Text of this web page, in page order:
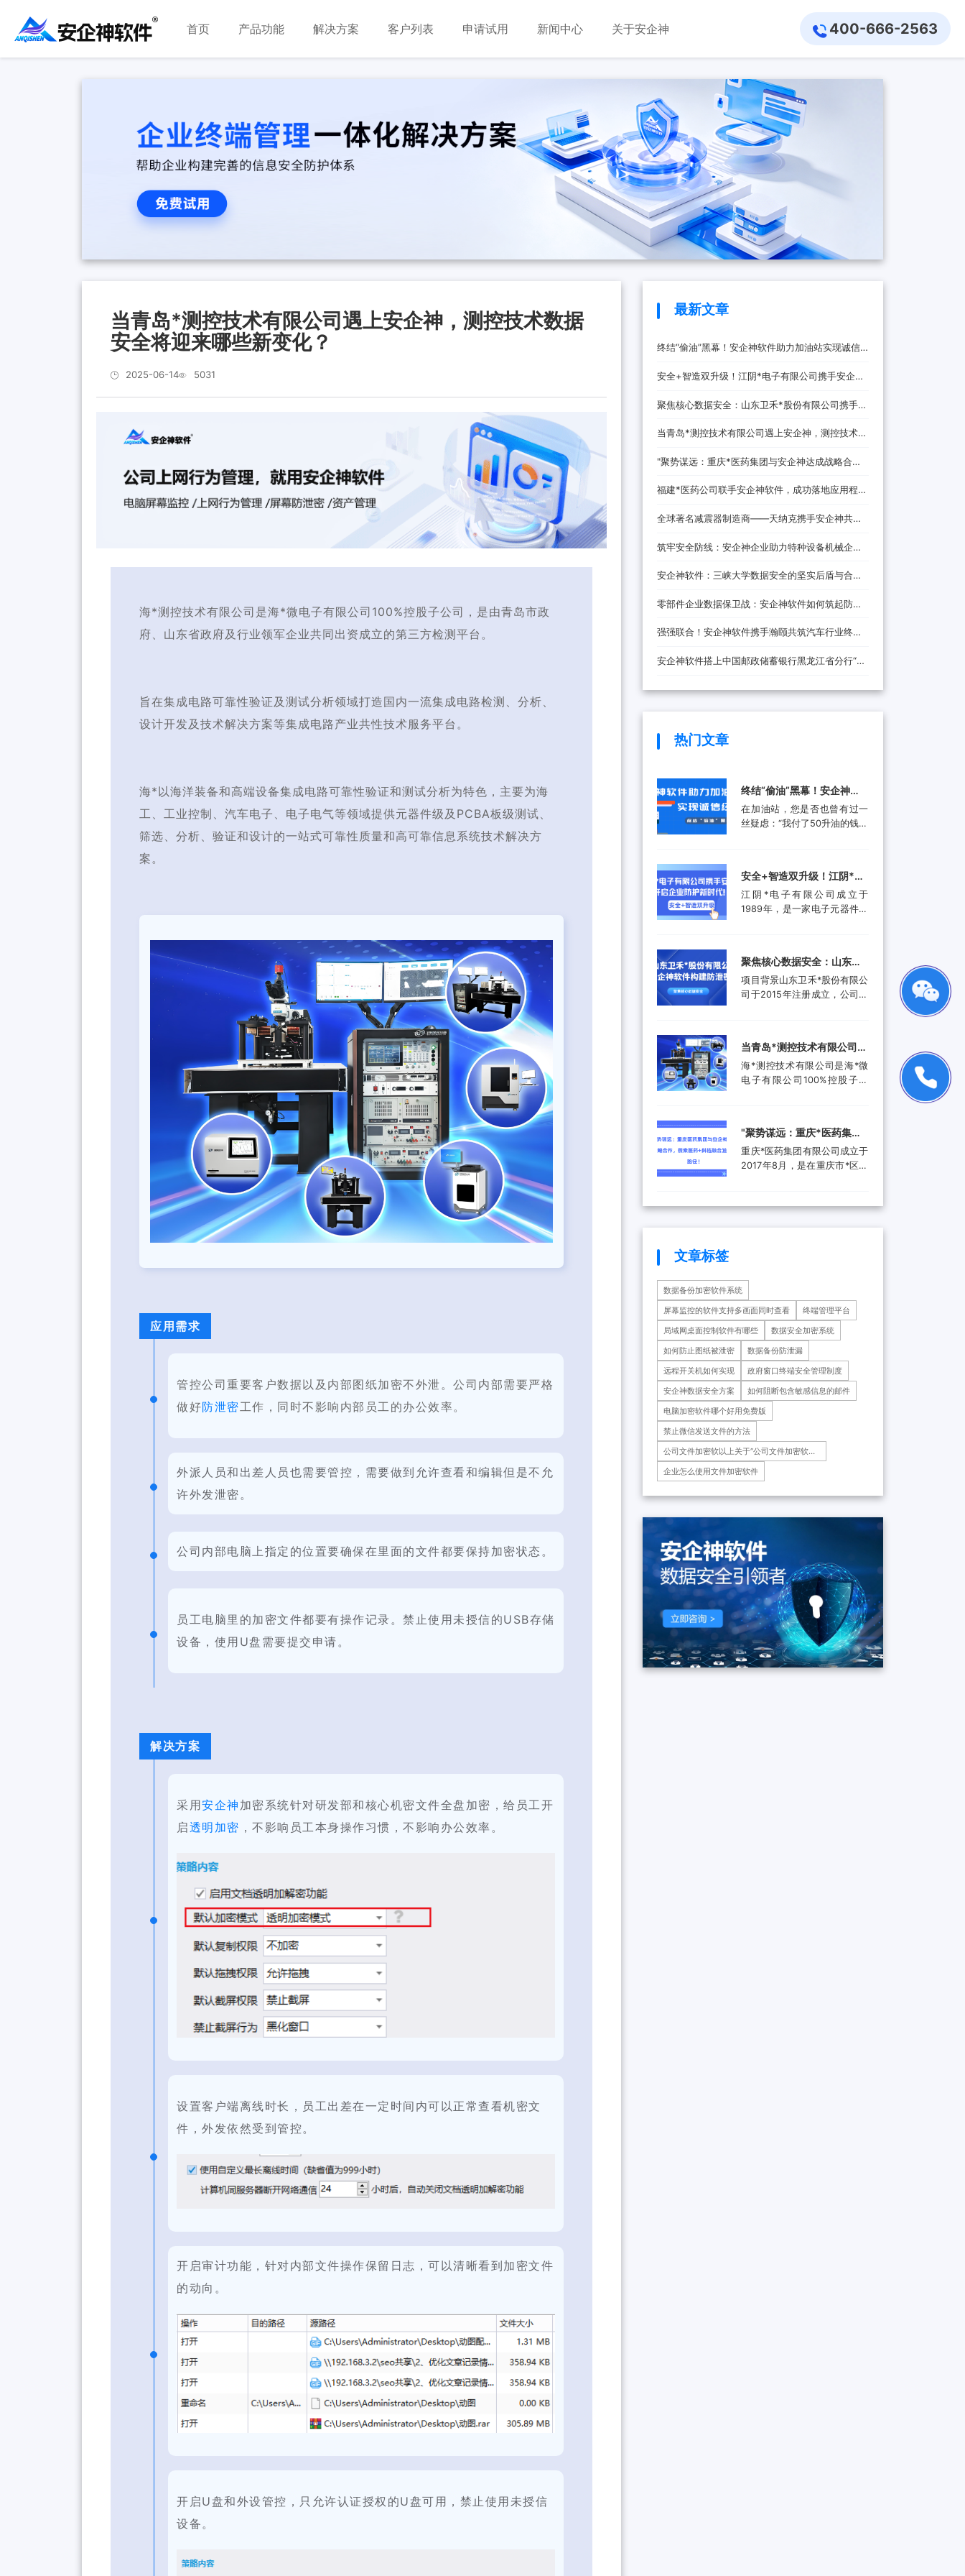
首页 产品功能 解决方案 客户列表 申请试用 新闻中心 关于安企神 400-666-2563
当青岛*测控技术有限公司遇上安企神，测控技术数据
安全将迎来哪些新变化？
2025-06-14 5031
海*测控技术有限公司是海*微电子有限公司100%控股子公司，是由青岛市政
府、山东省政府及行业领军企业共同出资成立的第三方检测平台。
旨在集成电路可靠性验证及测试分析领域打造国内一流集成电路检测、分析、
设计开发及技术解决方案等集成电路产业共性技术服务平台。
海*以海洋装备和高端设备集成电路可靠性验证和测试分析为特色，主要为海
工、工业控制、汽车电子、电子电气等领域提供元器件级及PCBA板级测试、
筛选、分析、验证和设计的一站式可靠性质量和高可靠信息系统技术解决方
案。
应用需求
管控公司重要客户数据以及内部图纸加密不外泄。公司内部需要严格
做好防泄密工作，同时不影响内部员工的办公效率。
外派人员和出差人员也需要管控，需要做到允许查看和编辑但是不允
许外发泄密。
公司内部电脑上指定的位置要确保在里面的文件都要保持加密状态。
员工电脑里的加密文件都要有操作记录。禁止使用未授信的USB存储
设备，使用U盘需要提交申请。
解决方案
采用安企神 加密系统针对研发部和核心机密文件全盘加密，给员工开
启透明加密 ，不影响员工本身操作习惯，不影响办公效率。
设置客户端离线时长，员工出差在一定时间内可以正常查看机密文
件，外发依然受到管控。
开启审计功能，针对内部文件操作保留日志，可以清晰看到加密文件
的动向。
开启U盘和外设管控，只允许认证授权的U盘可用，禁止使用未授信
设备。
最新文章
终结“偷油”黑幕！安企神软件助力加油站实现诚信
经营，挽回消费者信任
安全+智造双升级！江阴*电子有限公司携手安企神
开启企业防护新时代！
聚焦核心数据安全：山东卫禾*股份有限公司携手安
企神软件构建防泄密屏障！
当青岛*测控技术有限公司遇上安企神，测控技术数
据安全将迎来哪些新变化？
‌"聚势谋远：重庆*医药集团与安企神达成战略合
作，探索医药+科技融合发展新路径！
福建*医药公司联手安企神软件，成功落地应用程
序、网站黑名单设置与USB管控方案！
全球著名减震器制造商——天纳克携手安企神共筑
安全制造新防线
筑牢安全防线：安企神企业助力特种设备机械企业
数据防泄密解决方案
安企神软件：三峡大学数据安全的坚实后盾与合作
伙伴
零部件企业数据保卫战：安企神软件如何筑起防泄
密铜墙铁壁
强强联合！安企神软件携手瀚颐共筑汽车行业终端
安全防线
安企神软件搭上中国邮政储蓄银行黑龙江省分行“快
车”，将带来哪些改变？
热门文章
终结“偷油”黑幕！安企神软
件助力加油站实现诚信经
营，挽回消费者信任
在加油站，您是否也曾有过一
丝疑虑：“我付了50升油的钱，
件等高科技手段偷油偷税的行
为屡被曝光，不仅让消费者蒙
受经济损失，更严重侵蚀了行
工作人员就选择引入了安企...
安全+智造双升级！江阴*电
子有限公司携手安企神开启
企业防护新时代！
江阴*电子有限公司成立于
1989年，是一家电子元器件集
品。还进入了汽车电子行业、
航空航天行业、工业控制行
业、医疗器械行业和消费电子
增加，现已成功转型为一家提
供完整解...
聚焦核心数据安全：山东卫
禾*股份有限公司携手安企神
软件构建防泄密屏障！
项目背景山东卫禾*股份有限公
司于2015年注册成立，公司拥
备。运用UGNX7.5、
MASTA5.4等研发软件进行研
发，具有强大的技术研发能
设，打造创新型企业...
当青岛*测控技术有限公司遇
上安企神，测控技术数据安
全将迎来哪些新变化？
海*测控技术有限公司是海*微
电子有限公司100%控股子公
集成电路可靠性验证及测试分
析领域打造国内一流集成电路
检测、分析、设计开发及技术
和高端设备集成电路可靠性验
‌"聚势谋远：重庆*医药集团
与安企神达成战略合作，探
索医药+科技融合发展新路
重庆*医药集团有限公司成立于
2017年8月，是在重庆市*区医
业。是重庆*经济技术开发（集
下辖重庆*制药有限公司、*医
药科技重庆有限公司、重庆*肿
瘤医院等十余家子公司...
文章标签
数据备份加密软件系统
屏幕监控的软件支持多画面同时查看
终端管理平台
局域网桌面控制软件有哪些
数据安全加密系统
如何防止图纸被泄密
数据备份防泄漏
远程开关机如何实现
政府窗口终端安全管理制度
安企神数据安全方案
如何阻断包含敏感信息的邮件
电脑加密软件哪个好用免费版
禁止微信发送文件的方法
公司文件加密软以上关于“公司文件加密软
件”的相关内容就分享到这里
企业怎么使用文件加密软件